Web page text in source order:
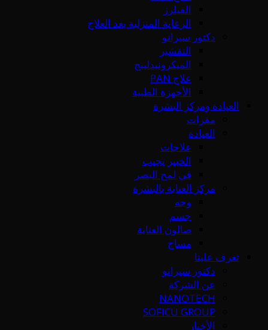
الفيلرز
الرعاية المنزلية بعد العلاج
دكتور سيرانو
التقشير
الميكرونيدلينج
علاج PAN
الأجهزة الطبية
العيادة ومركز البشرة
مقرات
العيادة
علاجات
الخبير يجيب
في لمح البصر
مركز العناية بالبشرة
وجه
جسم
صالون العناية
مساج
تعرف علينا
دكتور سيرانو
عن الشركة
NANOTECH
SOFICU GROUP
الأخبار